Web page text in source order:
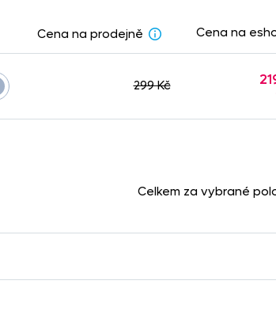
Cena na prodejně Cena na
299 Kč
Celkem za vybrané